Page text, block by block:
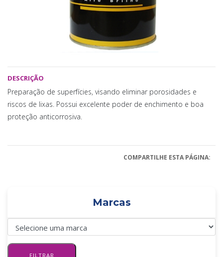
DESCRIÇÃO
Preparação de superfícies, visando eliminar porosidades e
riscos de lixas. Possui excelente poder de enchimento e boa
proteção anticorrosiva.
COMPARTILHE ESTA PÁGINA:
Marcas